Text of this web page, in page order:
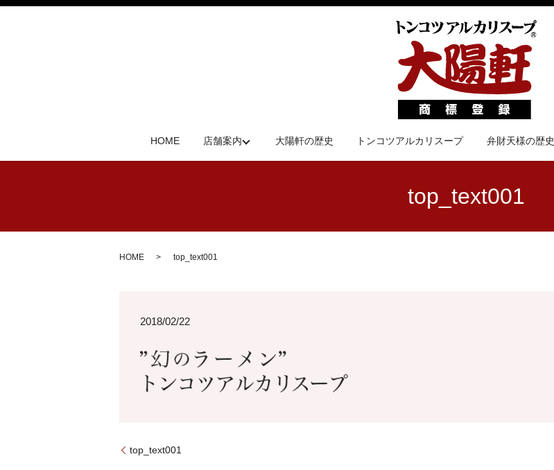
HOME 店舗案内 大陽軒の歴史 トンコツアルカリスープ 弁財天様の歴史
top_text001
HOME top_text001
2018/02/22
top_text001